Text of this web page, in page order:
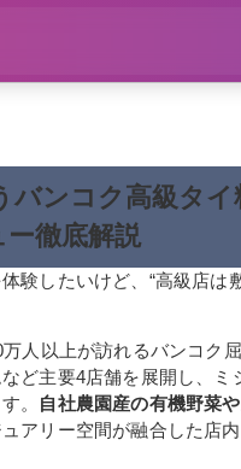
ンコク高級タイ
徹底解説
験したいけど、“高級店は
万人以上が訪れるバンコク
ど主要4店舗を展開し、
。 自社農園産の有機野菜
アリー空間が融合した店